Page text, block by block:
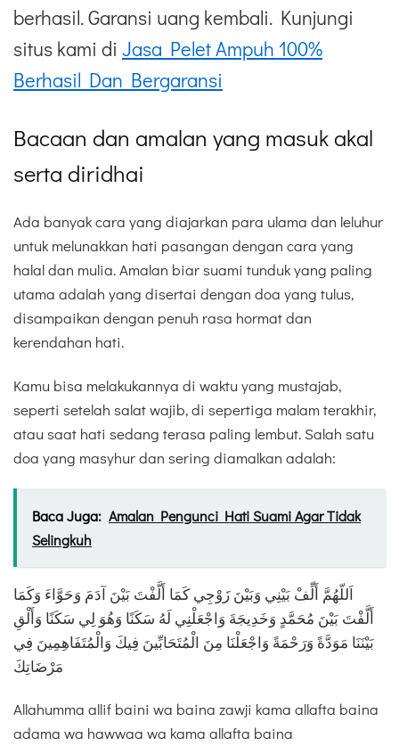
berhasil. Garansi uang kembali. Kunjungi
situs kami di Jasa Pelet Ampuh 100%
Berhasil Dan Bergaransi
Bacaan dan amalan yang masuk akal
serta diridhai
Ada banyak cara yang diajarkan para ulama dan leluhur
untuk melunakkan hati pasangan dengan cara yang
halal dan mulia. Amalan biar suami tunduk yang paling
utama adalah yang disertai dengan doa yang tulus,
disampaikan dengan penuh rasa hormat dan
kerendahan hati.
Kamu bisa melakukannya di waktu yang mustajab,
seperti setelah salat wajib, di sepertiga malam terakhir,
atau saat hati sedang terasa paling lembut. Salah satu
doa yang masyhur dan sering diamalkan adalah:
Baca Juga: Amalan Pengunci Hati Suami Agar Tidak
Selingkuh
اَللّهُمَّ أَلِّفْ بَيْنِي وَبَيْنَ زَوْجِي كَمَا أَلَّفْتَ بَيْنَ آدَمَ وَحَوَّاءَ وَكَمَا
أَلَّفْتَ بَيْنَ مُحَمَّدٍ وَخَدِيجَةَ وَاجْعَلْنِي لَهُ سَكَنًا وَهُوَ لِي سَكَنًا وَأَلْقِ
بَيْنَنَا مَوَدَّةً وَرَحْمَةً وَاجْعَلْنَا مِنَ الْمُتَحَابِّينَ فِيكَ وَالْمُتَفَاهِمِينَ فِي
مَرْضَاتِكَ
Allahumma allif baini wa baina zawji kama allafta baina
adama wa hawwaa wa kama allafta baina